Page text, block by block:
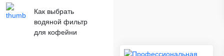
Как выбрать
водяной фильтр
для кофейни